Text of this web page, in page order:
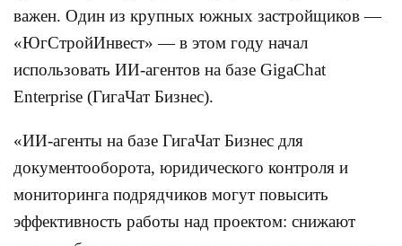
важен. Один из крупных южных застройщиков —
«ЮгСтройИнвест» — в этом году начал
использовать ИИ-агентов на базе GigaChat
Enterprise (ГигаЧат Бизнес).
«ИИ-агенты на базе ГигаЧат Бизнес для
документооборота, юридического контроля и
мониторинга подрядчиков могут повысить
эффективность работы над проектом: снижают